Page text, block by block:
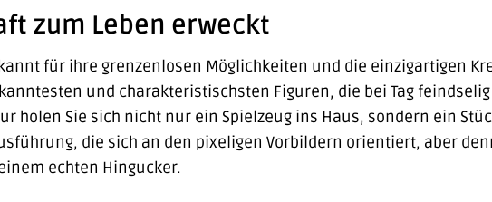
zum Leben erweckt
für ihre grenzenlosen Möglichkeiten und die einzigartigen
und charakteristischsten Figuren, die bei Tag
holen Sie sich nicht nur ein Spielzeug ins Haus, sondern ein
die sich an den pixeligen Vorbildern orientiert, aber
echten Hingucker.